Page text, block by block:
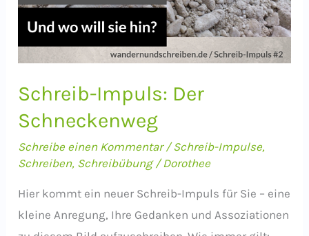
Schreib-Impuls: Der
Schneckenweg
Schreibe einen Kommentar /Schreib-Impulse,
Schreiben, Schreibübung/Dorothee
Hier kommt ein neuer Schreib-Impuls für Sie – eine
kleine Anregung, Ihre Gedanken und Assoziationen